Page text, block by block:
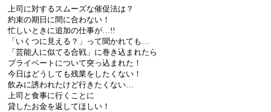
上司に対するスムーズな催促法は？
約束の期日に間に合わない！
忙しいときに追加の仕事が…!!
「いくつに見える？」って聞かれても…
「芸能人に似てる合戦」に巻き込まれたら
プライベートについて突っ込まれた！
今日はどうしても残業をしたくない！
飲みに誘われたけど行きたくない…
上司と食事に行くことに
貸したお金を返してほしい！